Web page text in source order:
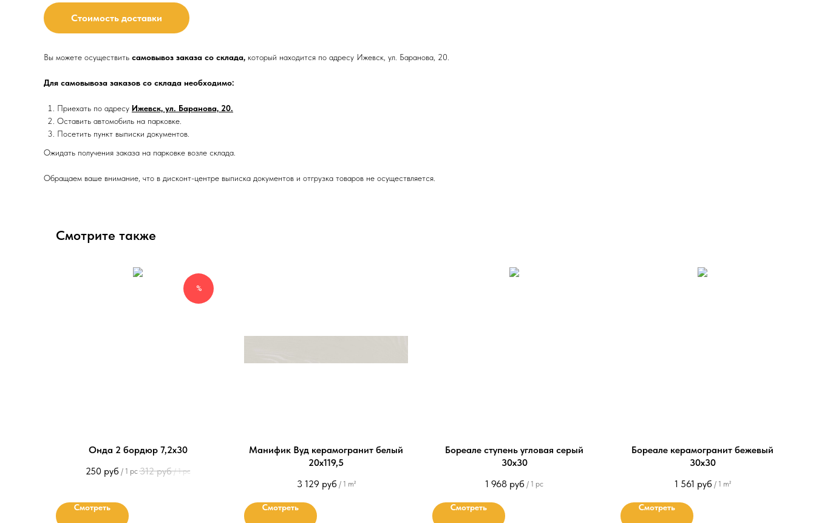
Стоимость доставки
Вы можете осуществить самовывоз заказа со склада, который находится по адресу Ижевск, ул. Баранова, 20.
Для самовывоза заказов со склада необходимо:
Приехать по адресу Ижевск, ул. Баранова, 20.
Оставить автомобиль на парковке.
Посетить пункт выписки документов.
Ожидать получения заказа на парковке возле склада.
Обращаем ваше внимание, что в дисконт-центре выписка документов и отгрузка товаров не осуществляется.
Смотрите также
%
Онда 2 бордюр 7,2х30
250 руб / 1 pc 312 руб / 1 pc
Смотреть
Манифик Вуд керамогранит белый
20x119,5
3 129 руб / 1 m²
Смотреть
Бореале ступень угловая серый
30х30
1 968 руб / 1 pc
Смотреть
Бореале керамогранит бежевый
30х30
1 561 руб / 1 m²
Смотреть